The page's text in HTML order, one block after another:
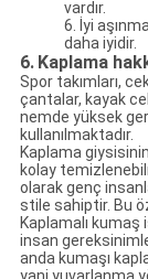
vardır.
6. İyi
daha iyidir.
6. Kaplama
Spor takımları,
çantalar, kayak
nemde yüksek
kullanılmaktadır.
Kaplama
kolay
olarak genç
stile sahiptir. Bu
Kaplamalı
insan
anda kumaşı